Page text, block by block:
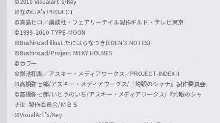
©なのはA's PROJECT
©真島ヒロ／講談社・フェアリーテイル製作ギルド・テレビ東京
©1999-2010 TYPE-MOON
©Bushiroad illust:たにはらなつき(EDEN'S NOTES)
©Bushiroad/Project MILKY HOLMES
©カラー
©鎌池和馬／アスキー・メディアワークス／PROJECT-INDEX II
©高橋弥七郎/アスキー・メディアワークス/『灼眼のシャナ』製作委員会
©高橋弥七郎/いとうのいぢ/アスキー・メディアワークス/『灼眼のシャ
ナII』製作委員会/ＭＢＳ
©VisualArt's/Key